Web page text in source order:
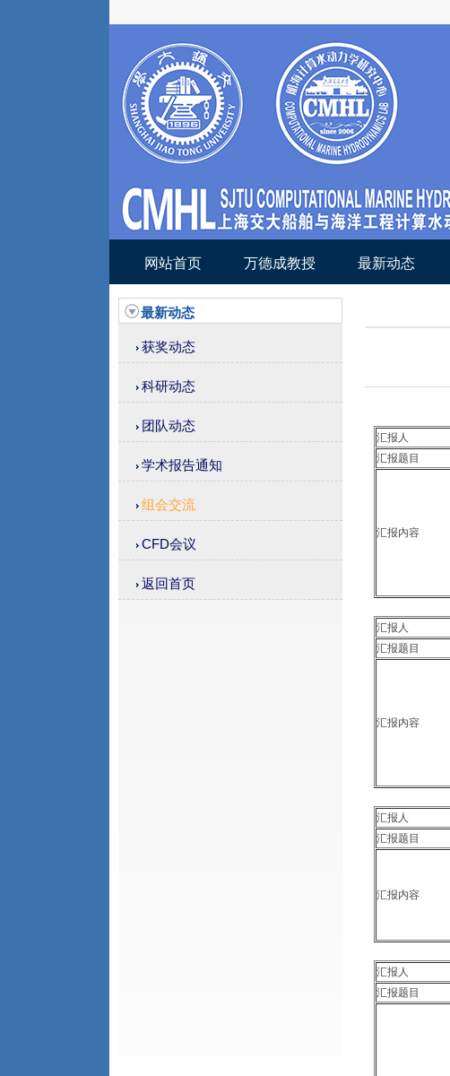
网站首页 万德成教授 最新动态
最新动态
获奖动态
科研动态
团队动态
学术报告通知
组会交流
CFD会议
返回首页
汇报人
汇报题目
汇报内容
汇报人
汇报题目
汇报内容
汇报人
汇报题目
汇报内容
汇报人
汇报题目